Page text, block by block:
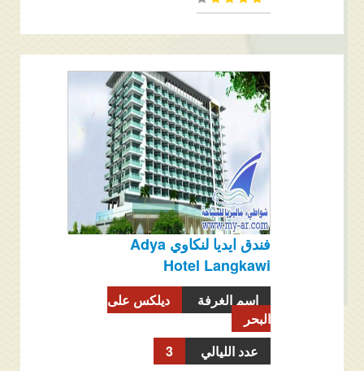
فندق ايديا لنكاوي Adya
Hotel Langkawi
اسم الغرفة
ديلكس على
البحر
عدد الليالي
3